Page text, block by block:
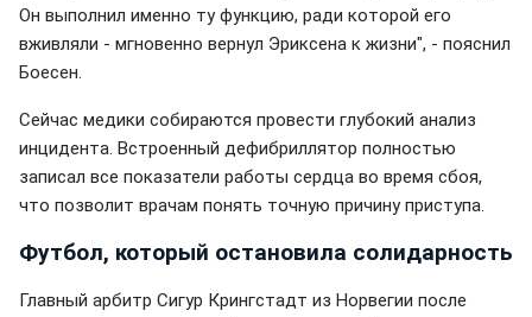
Он выполнил именно ту функцию, ради которой его
вживляли - мгновенно вернул Эриксена к жизни", - пояснил
Боесен.
Сейчас медики собираются провести глубокий анализ
инцидента. Встроенный дефибриллятор полностью
записал все показатели работы сердца во время сбоя,
что позволит врачам понять точную причину приступа.
Футбол, который остановила солидарность
Главный арбитр Сигур Крингстадт из Норвегии после